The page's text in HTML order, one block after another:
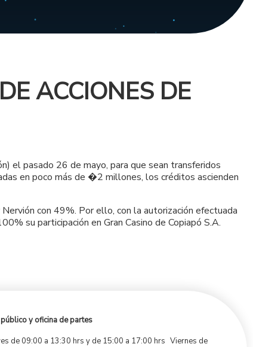
ACCIONES DE
el pasado 26 de mayo, para que sean transferidos
en poco más de �2 millones, los créditos ascienden
con 49%. Por ello, con la autorización efectuada
su participación en Gran Casino de Copiapó S.A.
y oficina de partes
de 09:00 a 13:30 hrs y de 15:00 a 17:00 hrs Viernes de